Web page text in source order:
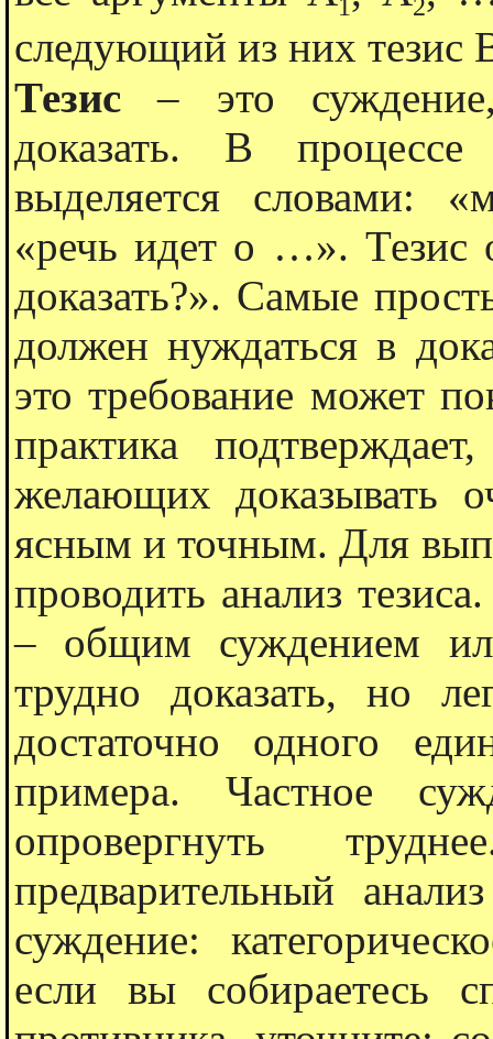
следующий из них тезис
Тезис – это
доказать. В
выделяется словами:
«речь идет о …». Тезис
доказать?». Самые
должен нуждаться в
это требование может
практика
желающих доказывать
ясным и точным. Для
проводить анализ
– общим суждением
трудно доказать, но
достаточно одного
примера. Частное
опровергнуть
предварительный
суждение:
если вы собираетесь